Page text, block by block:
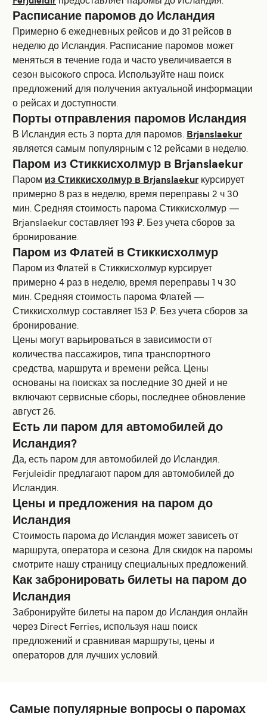
Расписание паромов до Исландия
Примерно 6 ежедневных рейсов и до 31 рейсов в
неделю до Исландия. Расписание паромов может
меняться в течение года и часто увеличивается в
сезон высокoго спроса. Используйте наш поиск
предложений для получения актуальной информации
о рейсах и доступности.
Порты отправления паромов Исландия
В Исландия есть 3 порта для паромов. Brjanslaekur
является самым популярным с 12 рейсами в неделю.
Паром из Стиккисхолмур в Brjanslaekur
Паром из Стиккисхолмур в Brjanslaekur курсирует
примерно 8 раз в неделю, время переправы 2 ч 30
мин. Средняя стоимость парома Стиккисхолмур —
Brjanslaekur составляет 193 ₽. Без учета сборов за
бронирование.
Паром из Флатей в Стиккисхолмур
Паром из Флатей в Стиккисхолмур курсирует
примерно 4 раз в неделю, время переправы 1 ч 30
мин. Средняя стоимость парома Флатей —
Стиккисхолмур составляет 153 ₽. Без учета сборов за
бронирование.
Цены могут варьироваться в зависимости от
количества пассажиров, типа транспортного
средства, маршрута и времени рейса. Цены
основаны на поисках за последние 30 дней и не
включают сервисные сборы, последнее обновление
август 26.
Есть ли паром для автомобилей до
Исландия?
Да, есть паром для автомобилей до Исландия.
Ferjuleidir предлагают паром для автомобилей до
Исландия.
Цены и предложения на паром до
Исландия
Стоимость парома до Исландия может зависеть от
маршрута, оператора и сезона. Для скидок на паромы
смотрите нашу страницу специальных предложений.
Как забронировать билеты на паром до
Исландия
Забронируйте билеты на паром до Исландия онлайн
через Direct Ferries, используя наш поиск
предложений и сравнивая маршруты, цены и
операторов для лучших условий.
Самые популярные вопросы о паромах